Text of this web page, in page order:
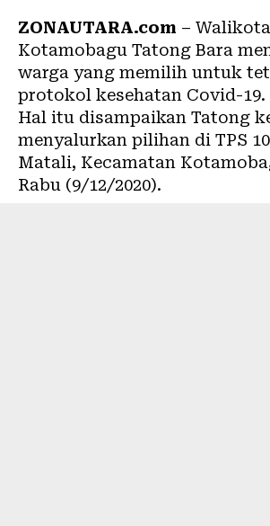
ZONAUTARA.com – Walikota
Kotamobagu Tatong Bara
warga yang memilih untuk
protokol kesehatan Covid-19.
Hal itu disampaikan Tatong
menyalurkan pilihan di TPS
Matali, Kecamatan
Rabu (9/12/2020).